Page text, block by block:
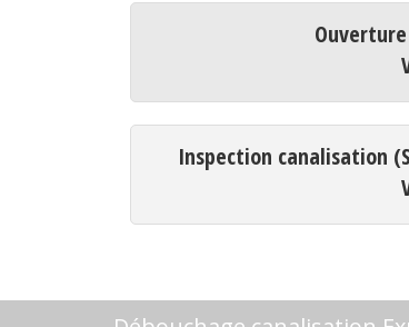
Inspection canalisation